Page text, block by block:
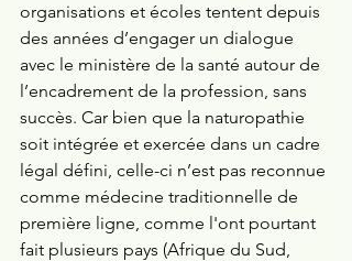
organisations et écoles tentent depuis
des années d’engager un dialogue
avec le ministère de la santé autour de
l’encadrement de la profession, sans
succès. Car bien que la naturopathie
soit intégrée et exercée dans un cadre
légal défini, celle-ci n’est pas reconnue
comme médecine traditionnelle de
première ligne, comme l'ont pourtant
fait plusieurs pays (Afrique du Sud,